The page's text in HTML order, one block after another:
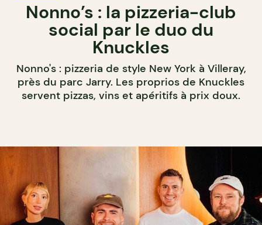
Nonno’s : la pizzeria-club
social par le duo du
Knuckles
Nonno's : pizzeria de style New York à Villeray,
près du parc Jarry. Les proprios de Knuckles
servent pizzas, vins et apéritifs à prix doux.